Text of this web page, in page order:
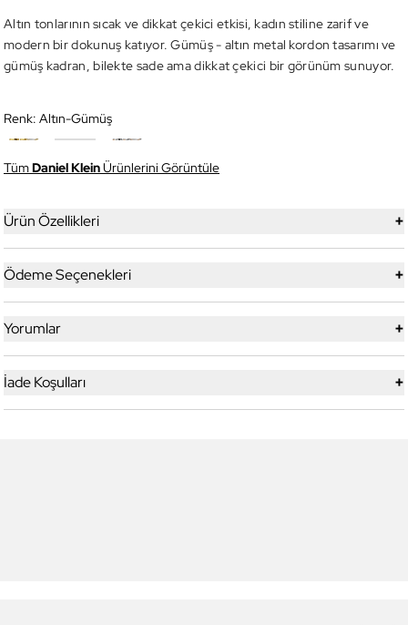
Altın tonlarının sıcak ve dikkat çekici etkisi, kadın stiline zarif ve
modern bir dokunuş katıyor. Gümüş - altın metal kordon tasarımı ve
gümüş kadran, bilekte sade ama dikkat çekici bir görünüm sunuyor.
Renk: Altın-Gümüş
TümDaniel KleinÜrünlerini Görüntüle
Ürün Özellikleri +
Ödeme Seçenekleri +
Yorumlar +
İade Koşulları +